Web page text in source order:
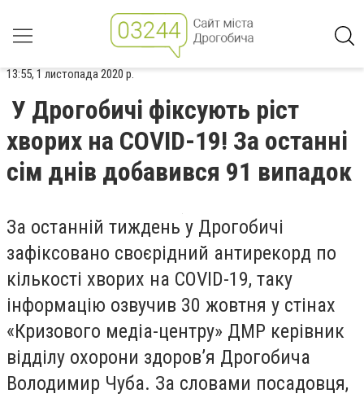
13:55, 1 листопада 2020 р.
У Дрогобичі фіксують ріст
хворих на COVID-19! За останні
сім днів добавився 91 випадок
За останній тиждень у Дрогобичі
зафіксовано своєрідний антирекорд по
кількості хворих на COVID-19, таку
інформацію озвучив 30 жовтня у стінах
«Кризового медіа-центру» ДМР керівник
відділу охорони здоров’я Дрогобича
Володимир Чуба. За словами посадовця,